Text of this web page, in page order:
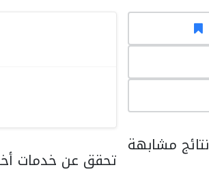
تحقق عن خدمات
نتائج مشابهة